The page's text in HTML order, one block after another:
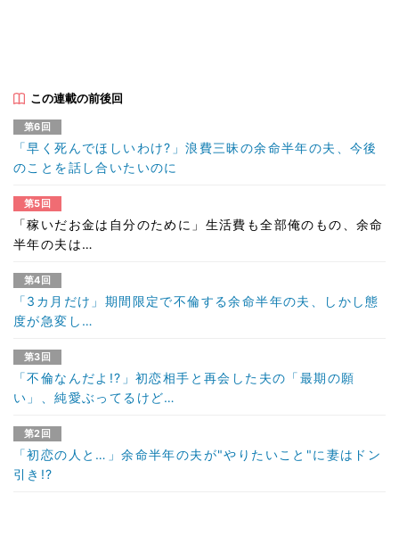
この連載の前後回
第6回
「早く死んでほしいわけ?」浪費三昧の余命半年の夫、今後
のことを話し合いたいのに
第5回
「稼いだお金は自分のために」生活費も全部俺のもの、余命
半年の夫は…
第4回
「3カ月だけ」期間限定で不倫する余命半年の夫、しかし態
度が急変し…
第3回
「不倫なんだよ!?」初恋相手と再会した夫の「最期の願
い」、純愛ぶってるけど…
第2回
「初恋の人と…」余命半年の夫が"やりたいこと"に妻はドン
引き!?